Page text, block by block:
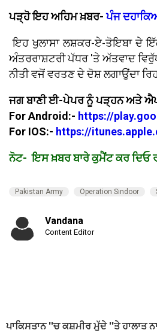
ਪੜ੍ਹੋ ਇਹ ਅਹਿਮ ਖ਼ਬਰ-ਪੰਜ
ਇਹ ਖੁਲਾਸਾ ਲਸ਼ਕਰ-ਏ-ਤੋਇਬਾ ਦੇ
ਅੰਤਰਰਾਸ਼ਟਰੀ ਪੱਧਰ 'ਤੇ ਅੱਤਵਾਦ
ਨੀਤੀ ਵਜੋਂ ਵਰਤਣ ਦੇ ਦੋਸ਼ ਲਗਾਉਂਦਾ
ਜਗ ਬਾਣੀ ਈ-ਪੇਪਰ ਨੂੰ ਪੜ੍ਹਨ ਅਤੇ
For Android:- https://
For IOS:- https://
ਨੋਟ- ਇਸ ਖ਼ਬਰ ਬਾਰੇ ਕੁਮੈਂਟ ਕਰ ਦਿਓ
Pakistan Army Operation Sindoor
Vandana
Content Editor
ਪਾਕਿਸਤਾਨ ''ਚ ਕਸ਼ਮੀਰ ਮੁੱਦੇ ''ਤੇ ਹਾਲਾਤ